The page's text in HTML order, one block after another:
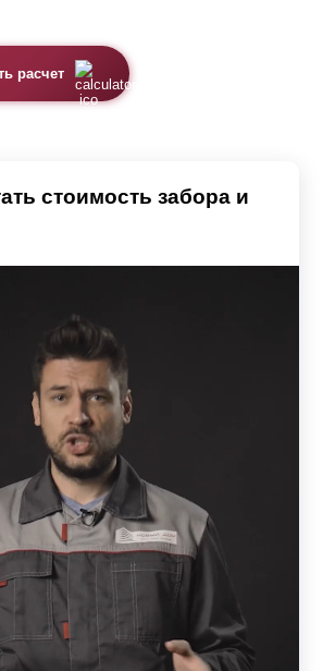
расчет
стоимость забора и